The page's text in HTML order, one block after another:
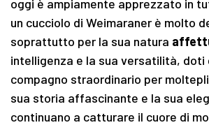
oggi è ampiamente apprezzato in
un cucciolo di Weimaraner è molto
soprattutto per la sua natura
intelligenza e la sua versatilità, doti
compagno straordinario per
sua storia affascinante e la sua
continuano a catturare il cuore di